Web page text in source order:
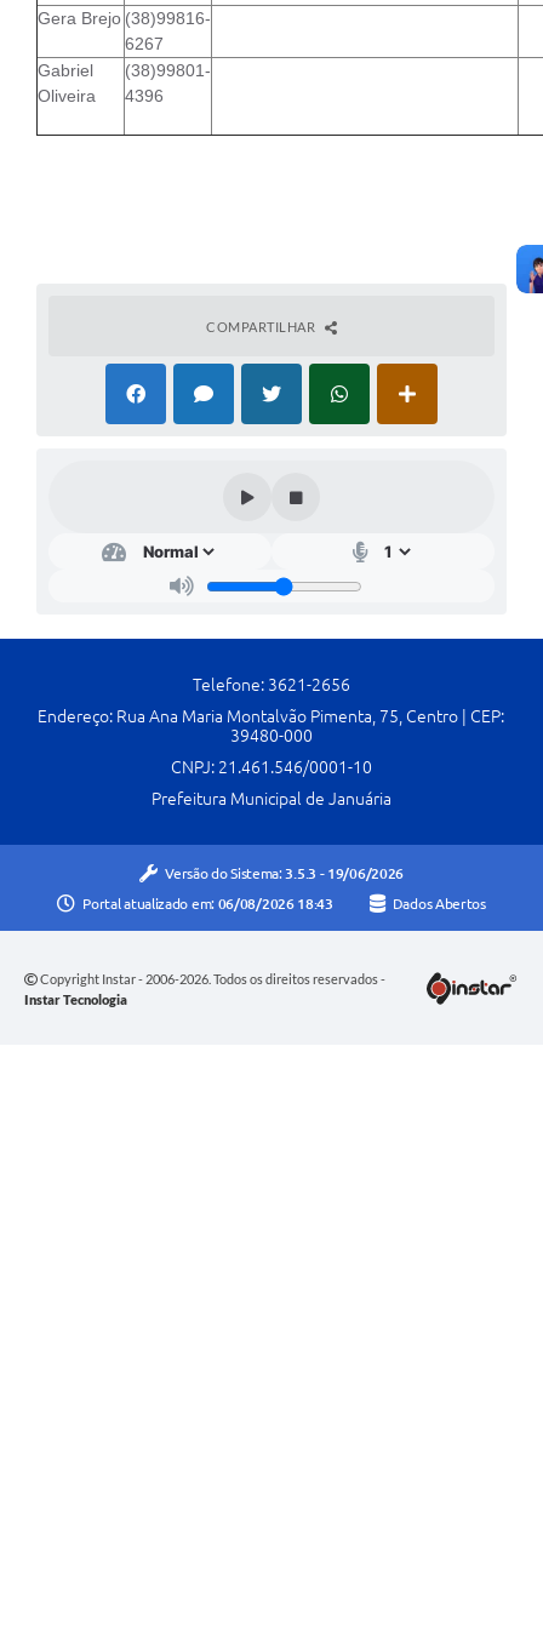
Contato
Fotos - Eventos Oficiais
Gera Brejo (38)99816-
6267
Gabriel
Oliveira
(38)99801-
4396
COMPARTILHAR
Telefone: 3621-2656
Endereço: Rua Ana Maria Montalvão Pimenta, 75, Centro | CEP:
39480-000
CNPJ: 21.461.546/0001-10
Prefeitura Municipal de Januária
Versão do Sistema: 3.5.3 - 19/06/2026
Portal atualizado em: 06/08/2026 18:43 Dados Abertos
Copyright Instar - 2006-2026. Todos os direitos reservados -
Instar Tecnologia